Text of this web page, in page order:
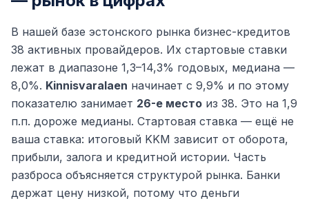
В нашей базе эстонского рынка бизнес-кредитов
38 активных провайдеров. Их стартовые ставки
лежат в диапазоне 1,3–14,3% годовых, медиана —
8,0%. Kinnisvaralaen начинает с 9,9% и по этому
показателю занимает 26-е место из 38. Это на 1,9
п.п. дороже медианы. Стартовая ставка — ещё не
ваша ставка: итоговый KKM зависит от оборота,
прибыли, залога и кредитной истории. Часть
разброса объясняется структурой рынка. Банки
держат цену низкой, потому что деньги